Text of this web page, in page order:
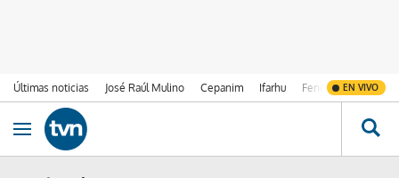
Últimas noticias José Raúl Mulino Cepanim Ifarhu Fenómeno de El
EN VIVO
Ir al contenido
Obrir navegació